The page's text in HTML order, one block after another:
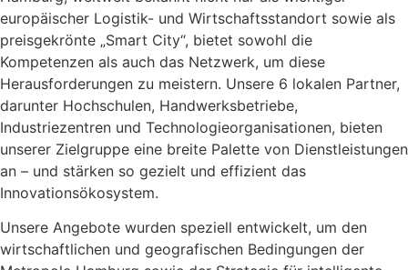
europäischer Logistik- und Wirtschaftsstandort sowie als
preisgekrönte „Smart City“, bietet sowohl die
Kompetenzen als auch das Netzwerk, um diese
Herausforderungen zu meistern. Unsere 6 lokalen Partner,
darunter Hochschulen, Handwerksbetriebe,
Industriezentren und Technologieorganisationen, bieten
unserer Zielgruppe eine breite Palette von Dienstleistungen
an – und stärken so gezielt und effizient das
Innovationsökosystem.
Unsere Angebote wurden speziell entwickelt, um den
wirtschaftlichen und geografischen Bedingungen der